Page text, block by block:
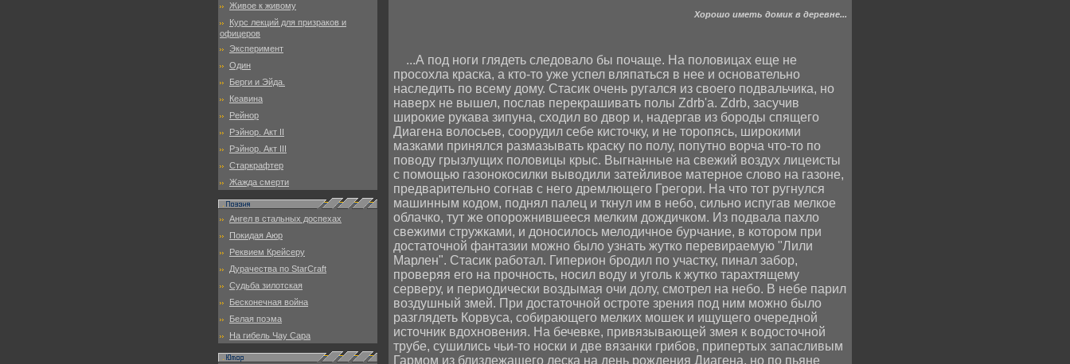
Живое к живому
Курс лекций для призраков и
офицеров
Эксперимент
Один
Берги и Эйда.
Кеавина
Рейнор
Рэйнор. Акт II
Рэйнор. Акт III
Старкрафтер
Жажда смерти
Ангел в стальных доспехах
Покидая Аюр
Реквием Крейсеру
Дурачества по StarCraft
Судьба зилотская
Бесконечная война
Белая поэма
На гибель Чау Сара
Хорошо иметь домик в деревне...
...А под ноги глядеть следовало бы почаще. На половицах еще не
просохла краска, а кто-то уже успел вляпаться в нее и основательно
наследить по всему дому. Стасик очень ругался из своего подвальчика, но
наверх не вышел, послав перекрашивать полы Zdrb'a. Zdrb, засучив
широкие рукава зипуна, сходил во двор и, надергав из бороды спящего
Диагена волосьев, соорудил себе кисточку, и не торопясь, широкими
мазками принялся размазывать краску по полу, попутно ворча что-то по
поводу грызлущих половицы крыс. Выгнанные на свежий воздух лицеисты
с помощью газонокосилки выводили затейливое матерное слово на газоне,
предварительно согнав с него дремлющего Грегори. На что тот ругнулся
машинным кодом, поднял палец и ткнул им в небо, сильно испугав мелкое
облачко, тут же опорожнившееся мелким дождичком. Из подвала пахло
свежими стружками, и доносилось мелодичное бурчание, в котором при
достаточной фантазии можно было узнать жутко перевираемую "Лили
Марлен". Стасик работал. Гиперион бродил по участку, пинал забор,
проверяя его на прочность, носил воду и уголь к жутко тарахтящему
серверу, и периодически воздымая очи долу, смотрел на небо. В небе парил
воздушный змей. При достаточной остроте зрения под ним можно было
разглядеть Корвуса, собирающего мелких мошек и ищущего очередной
источник вдохновения. На бечевке, привязывающей змея к водосточной
трубе, сушились чьи-то носки и две вязанки грибов, припертых запасливым
Гармом из близлежащего леска на день рождения Диагена, но по пьяне